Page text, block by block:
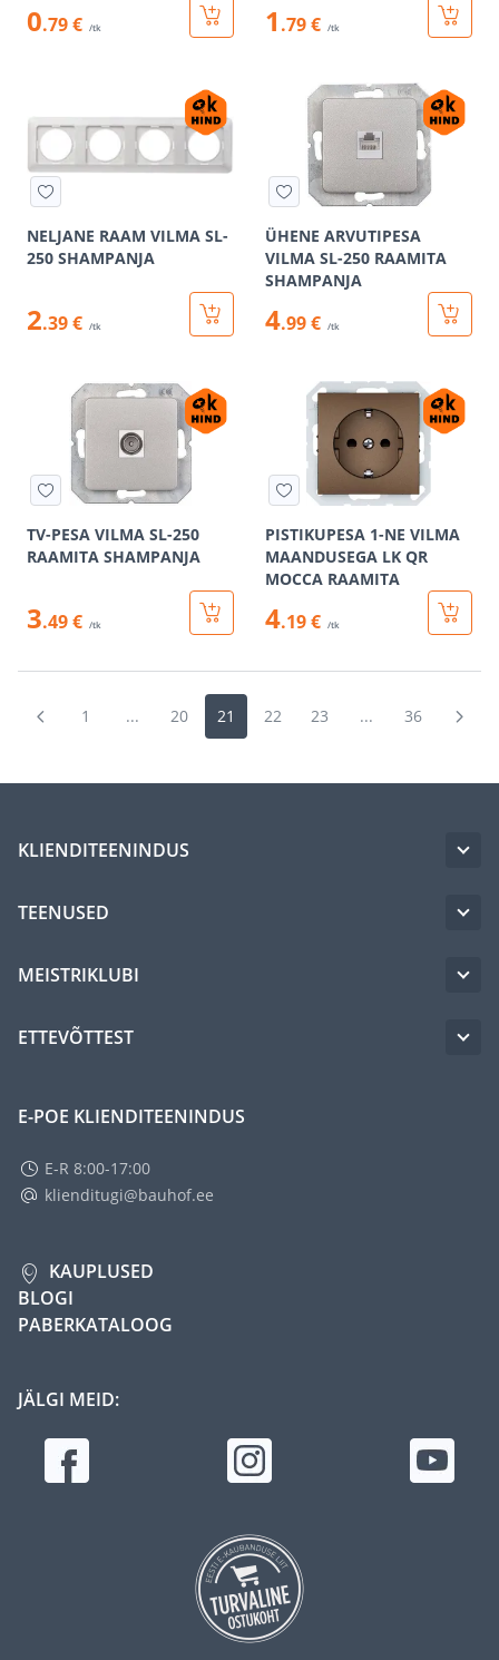
0.79 € /tk 1 .79 € /tk
NELJANE RAAM VILMA SL-
250 SHAMPANJA
2.39 € /tk
ÜHENE ARVUTIPESA
VILMA SL-250 RAAMITA
SHAMPANJA
4.99 € /tk
TV-PESA VILMA SL-250
RAAMITA SHAMPANJA
3.49 € /tk
PISTIKUPESA 1-NE VILMA
MAANDUSEGA LK QR
MOCCA RAAMITA
4.19 € /tk
1 ... 20 21 22 23 ... 36
KLIENDITEENINDUS
TEENUSED
MEISTRIKLUBI
ETTEVÕTTEST
E-POE KLIENDITEENINDUS
E-R 8:00-17:00
klienditugi@bauhof.ee
KAUPLUSED
BLOGI
PABERKATALOOG
JÄLGI MEID: